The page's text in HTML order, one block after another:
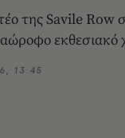
της Savile Row
εκθεσιακό
13:45